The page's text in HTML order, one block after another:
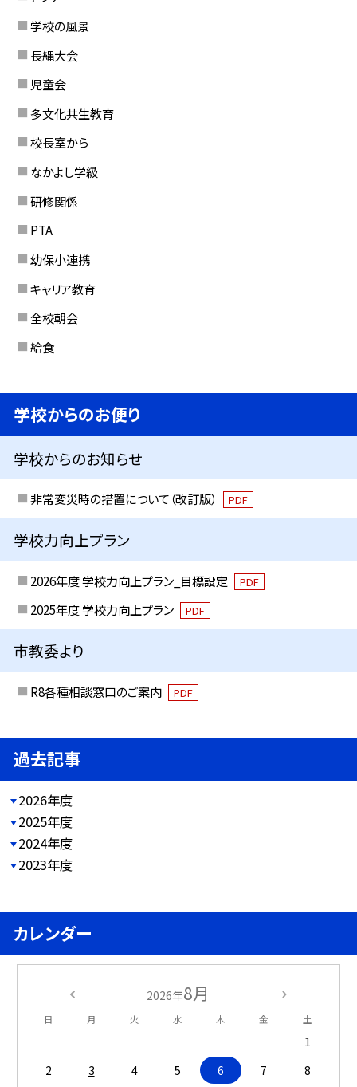
学校の風景
長縄大会
児童会
多文化共生教育
校長室から
なかよし学級
研修関係
PTA
幼保小連携
キャリア教育
全校朝会
給食
学校からのお便り
学校からのお知らせ
非常変災時の措置について（改訂版） PDF
学校力向上プラン
2026年度 学校力向上プラン_目標設定 PDF
2025年度 学校力向上プラン PDF
市教委より
R8各種相談窓口のご案内 PDF
過去記事
2026年度
2025年度
2024年度
2023年度
カレンダー
2026年8月
日 月 火 水 木 金 土
1
2
3 4 5 6 7
8